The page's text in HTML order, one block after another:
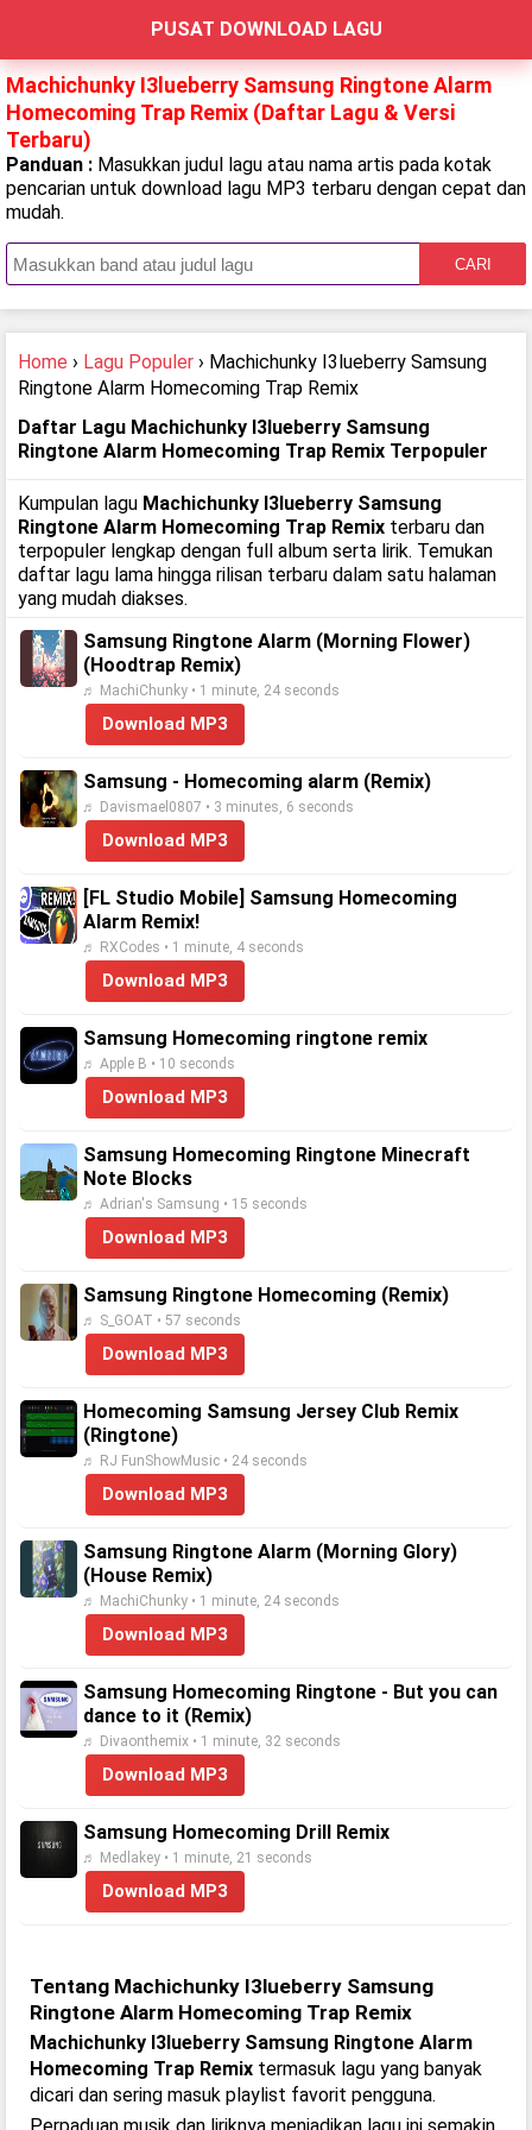
PUSAT DOWNLOAD LAGU
Machichunky I3lueberry Samsung Ringtone Alarm
Homecoming Trap Remix (Daftar Lagu & Versi
Terbaru)
Panduan : Masukkan judul lagu atau nama artis pada kotak
pencarian untuk download lagu MP3 terbaru dengan cepat dan
mudah.
CARI
Home › Lagu Populer › Machichunky I3lueberry Samsung
Ringtone Alarm Homecoming Trap Remix
Daftar Lagu Machichunky I3lueberry Samsung
Ringtone Alarm Homecoming Trap Remix Terpopuler
Kumpulan lagu Machichunky I3lueberry Samsung
Ringtone Alarm Homecoming Trap Remix terbaru dan
terpopuler lengkap dengan full album serta lirik. Temukan
daftar lagu lama hingga rilisan terbaru dalam satu halaman
yang mudah diakses.
Samsung Ringtone Alarm (Morning Flower)
(Hoodtrap Remix)
♬ MachiChunky • 1 minute, 24 seconds
Download MP3
Samsung - Homecoming alarm (Remix)
♬ Davismael0807 • 3 minutes, 6 seconds
Download MP3
[FL Studio Mobile] Samsung Homecoming
Alarm Remix!
♬ RXCodes • 1 minute, 4 seconds
Download MP3
Samsung Homecoming ringtone remix
♬ Apple B • 10 seconds
Download MP3
Samsung Homecoming Ringtone Minecraft
Note Blocks
♬ Adrian's Samsung • 15 seconds
Download MP3
Samsung Ringtone Homecoming (Remix)
♬ S_GOAT • 57 seconds
Download MP3
Homecoming Samsung Jersey Club Remix
(Ringtone)
♬ RJ FunShowMusic • 24 seconds
Download MP3
Samsung Ringtone Alarm (Morning Glory)
(House Remix)
♬ MachiChunky • 1 minute, 24 seconds
Download MP3
Samsung Homecoming Ringtone - But you can
dance to it (Remix)
♬ Divaonthemix • 1 minute, 32 seconds
Download MP3
Samsung Homecoming Drill Remix
♬ Medlakey • 1 minute, 21 seconds
Download MP3
Tentang Machichunky I3lueberry Samsung
Ringtone Alarm Homecoming Trap Remix
Machichunky I3lueberry Samsung Ringtone Alarm
Homecoming Trap Remix termasuk lagu yang banyak
dicari dan sering masuk playlist favorit pengguna.